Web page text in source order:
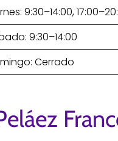
9:30–14:00,
9:30–14:00
Cerrado